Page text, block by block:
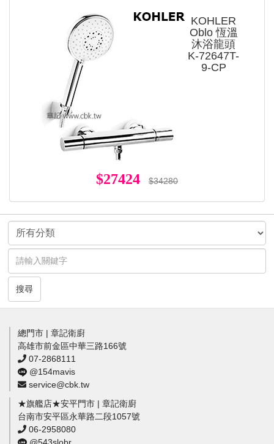
KOHLER
Oblo 恆溫
沐浴龍頭
K-72647T-
9-CP
$27424 $34280
搜尋
總門市 | 章記衛廚
高雄市前金區中華三路166號
07-2868111
@154mavis
service@cbk.tw
★旗艦店★安平門市 | 章記衛廚
台南市安平區永華路二段1057號
06-2958080